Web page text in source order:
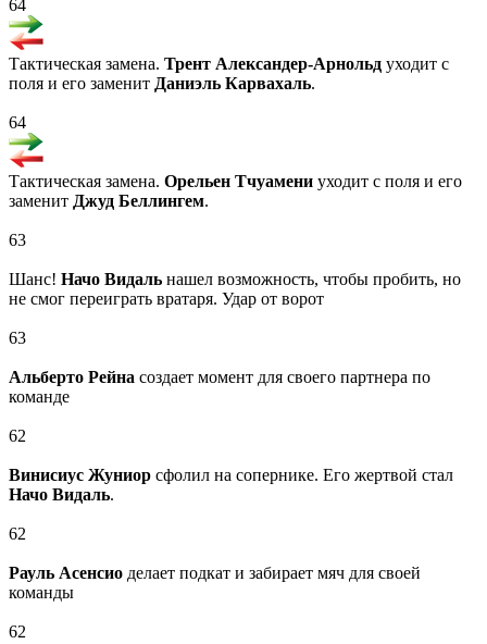
64
Тактическая замена. Трент Александер-Арнольд уходит с
поля и его заменит Даниэль Карвахаль.
64
Тактическая замена. Орельен Тчуамени уходит с поля и его
заменит Джуд Беллингем.
63
Шанс! Начо Видаль нашел возможность, чтобы пробить, но
не смог переиграть вратаря. Удар от ворот
63
Альберто Рейна создает момент для своего партнера по
команде
62
Винисиус Жуниор сфолил на сопернике. Его жертвой стал
Начо Видаль.
62
Рауль Асенсио делает подкат и забирает мяч для своей
команды
62